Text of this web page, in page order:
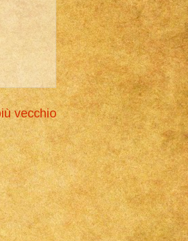
vecchio